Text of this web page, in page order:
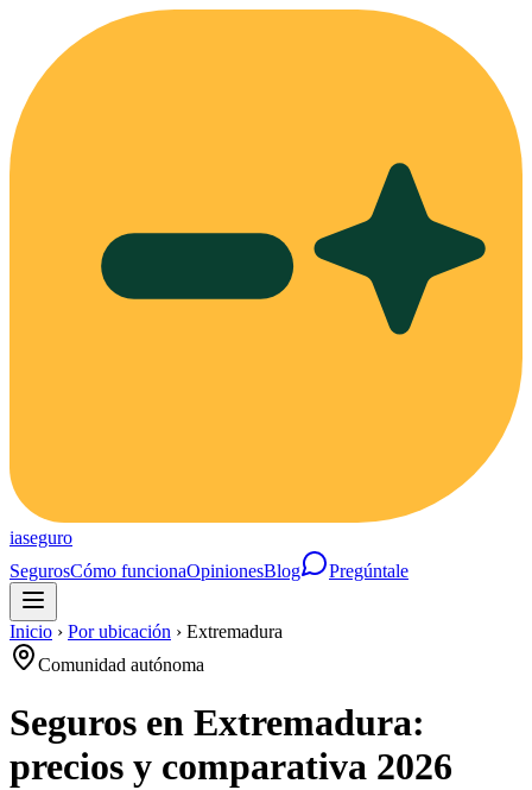
iaseguro
SegurosCómo funcionaOpinionesBlog Pregúntale
Inicio › Por ubicación › Extremadura
Comunidad autónoma
Seguros en Extremadura:
precios y comparativa 2026